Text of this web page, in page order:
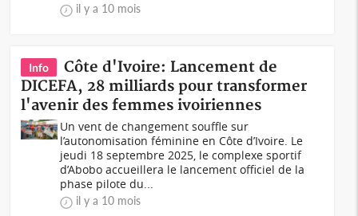
il y a 10 mois
Info
Côte d'Ivoire: Lancement de
DICEFA, 28 milliards pour transformer
l'avenir des femmes ivoiriennes
Un vent de changement souffle sur
l’autonomisation féminine en Côte d’Ivoire. Le
jeudi 18 septembre 2025, le complexe sportif
d’Abobo accueillera le lancement officiel de la
phase pilote du...
il y a 10 mois